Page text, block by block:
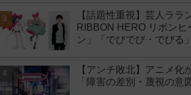
【話題性重視】芸人ラ
RIBBON HERO リボン
ン」「でびでび・でびる
【アンチ敗北】アニメ
「障害の差別・蔑視の